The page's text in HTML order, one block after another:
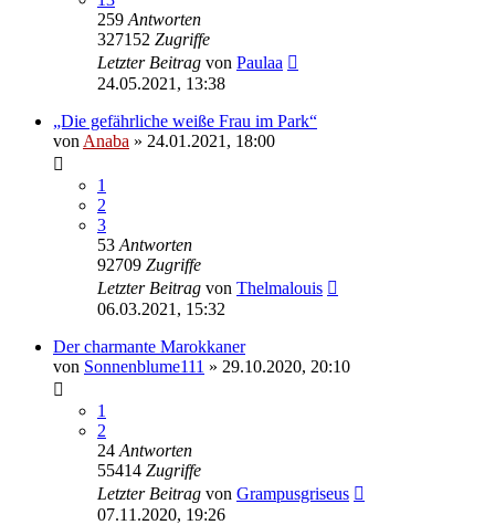
259 Antworten
327152 Zugriffe
Letzter Beitrag von Paulaa
24.05.2021, 13:38
„Die gefährliche weiße Frau im Park“
von Anaba » 24.01.2021, 18:00
1
2
3
53 Antworten
92709 Zugriffe
Letzter Beitrag von Thelmalouis
06.03.2021, 15:32
Der charmante Marokkaner
von Sonnenblume111 » 29.10.2020, 20:10
1
2
24 Antworten
55414 Zugriffe
Letzter Beitrag von Grampusgriseus
07.11.2020, 19:26